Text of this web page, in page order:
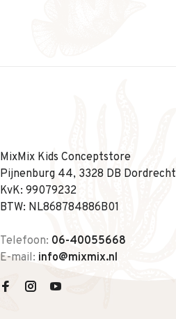
MixMix Kids Conceptstore
Pijnenburg 44, 3328 DB Dordrecht
KvK: 99079232
BTW: NL868784886B01
Telefoon: 06-40055668
E-mail: info@mixmix.nl